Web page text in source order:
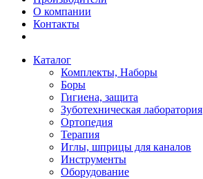
О компании
Контакты
Каталог
Комплекты, Наборы
Боры
Гигиена, защита
Зуботехническая лаборатория
Ортопедия
Терапия
Иглы, шприцы для каналов
Инструменты
Оборудование